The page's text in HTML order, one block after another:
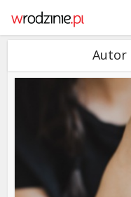
Autor